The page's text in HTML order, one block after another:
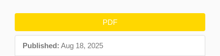
Article
Sidebar
PDF
Published: Aug 18, 2025